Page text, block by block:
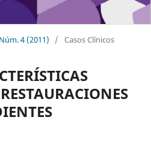
4 (2011) / Casos Clínicos